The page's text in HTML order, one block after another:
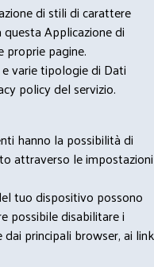
di stili di carattere
Applicazione di
pagine.
varie tipologie di Dati
policy del servizio.
hanno la possibilità di
attraverso le impostazioni
tuo dispositivo possono
possibile disabilitare i
principali browser, ai link